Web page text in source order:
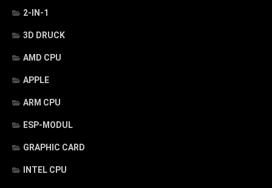
2-IN-1
3D DRUCK
AMD CPU
APPLE
ARM CPU
ESP-MODUL
GRAPHIC CARD
INTEL CPU